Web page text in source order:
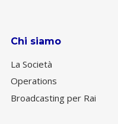
Chi siamo
La Società
Operations
Broadcasting per Rai